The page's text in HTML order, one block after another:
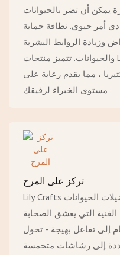
يمكن أن تضر بالحيوانات
أمر حيوي. نظافة حماية
وزيادة الروابط البشرية
والحيوانات. تتميز منتجات Lily's Pet Cleansing بتطهير مثبت
، مما يقدم رعاية على
مستوى الخبراء لرفيقك
تركز على المرح
Lily Crafts رائحة ملفات تعريف مصممة لتفضيلات الحيوانات
الغنية التي يعشق الصحابة
إلى تفاعل بهيجة - تحول